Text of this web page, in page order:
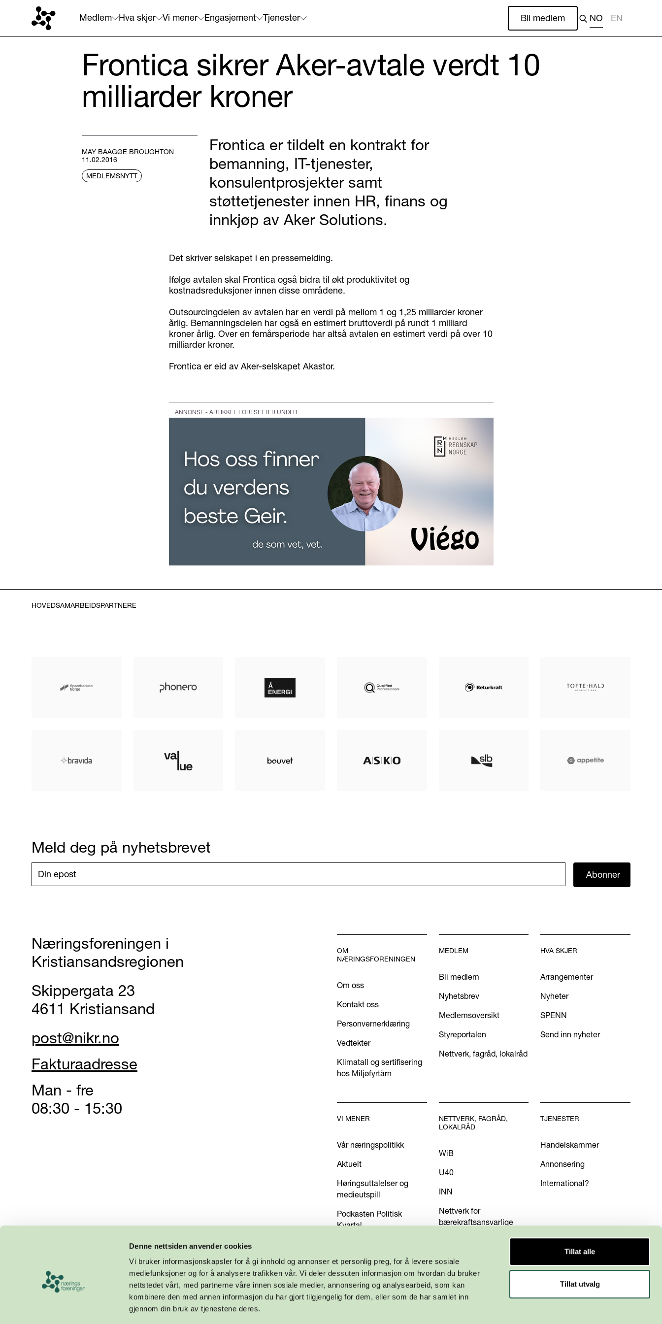
Denne nettsiden anvender cookies
Vi bruker informasjonskapsler for å gi innhold og annonser et personlig preg, for å levere sosiale
mediefunksjoner og for å analysere trafikken vår. Vi deler dessuten informasjon om hvordan du bruker
nettstedet vårt, med partnerne våre innen sosiale medier, annonsering og analysearbeid, som kan
kombinere den med annen informasjon du har gjort tilgjengelig for dem, eller som de har samlet inn
gjennom din bruk av tjenestene deres.
Tillat alle
Tillat utvalg
Medlem Hva skjer Vi mener Engasjement Tjenester Bli medlem NO EN
Frontica sikrer Aker-avtale verdt 10
milliarder kroner
MAY BAAGØE BROUGHTON
11.02.2016
MEDLEMSNYTT
Frontica er tildelt en kontrakt for
bemanning, IT-tjenester,
konsulentprosjekter samt
støttetjenester innen HR, finans og
innkjøp av Aker Solutions.
Det skriver selskapet i en pressemelding.
Ifølge avtalen skal Frontica også bidra til økt produktivitet og
kostnadsreduksjoner innen disse områdene.
Outsourcingdelen av avtalen har en verdi på mellom 1 og 1,25 milliarder kroner
årlig. Bemanningsdelen har også en estimert bruttoverdi på rundt 1 milliard
kroner årlig. Over en femårsperiode har altså avtalen en estimert verdi på over 10
milliarder kroner.
Frontica er eid av Aker-selskapet Akastor.
ANNONSE - ARTIKKEL FORTSETTER UNDER
HOVEDSAMARBEIDSPARTNERE
Meld deg på nyhetsbrevet
Abonner
Næringsforeningen i
Kristiansandsregionen
Skippergata 23
4611 Kristiansand
post@nikr.no
Fakturaadresse
Man - fre
08:30 - 15:30
OM
NÆRINGSFORENINGEN
Om oss
Kontakt oss
Personvernerklæring
Vedtekter
Klimatall og sertifisering
hos Miljøfyrtårn
MEDLEM
Bli medlem
Nyhetsbrev
Medlemsoversikt
Styreportalen
Nettverk, fagråd, lokalråd
HVA SKJER
Arrangementer
Nyheter
SPENN
Send inn nyheter
VI MENER
Vår næringspolitikk
Aktuelt
Høringsuttalelser og
medieutspill
Podkasten Politisk
Kvartal
NETTVERK, FAGRÅD,
LOKALRÅD
WiB
U40
INN
Nettverk for
bærekraftsansvarlige
TJENESTER
Handelskammer
Annonsering
International?